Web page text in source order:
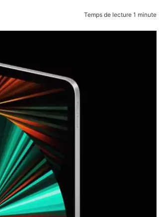
Temps de lecture 1 minute